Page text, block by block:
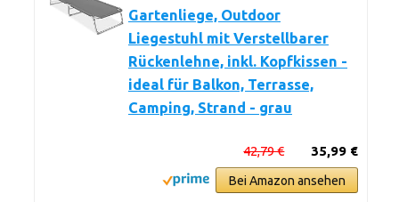
Gartenliege, Outdoor
Liegestuhl mit Verstellbarer
Rückenlehne, inkl. Kopfkissen -
ideal für Balkon, Terrasse,
Camping, Strand - grau
35,99 €
42,79 €
Bei Amazon ansehen